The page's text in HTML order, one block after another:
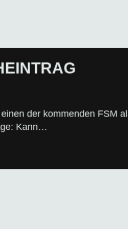
der kommenden FSM
Kann…
DA!
wird dein Eintrag hier
hauen!